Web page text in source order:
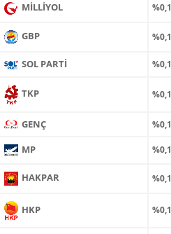
MİLLİYOL %0,1
GBP %0,1
SOL PARTİ %0,1
TKP %0,1
GENÇ %0,1
MP %0,1
HAKPAR %0,1
HKP %0,1